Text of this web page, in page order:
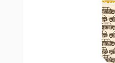
SOBRE COISAS POSTIÇAS